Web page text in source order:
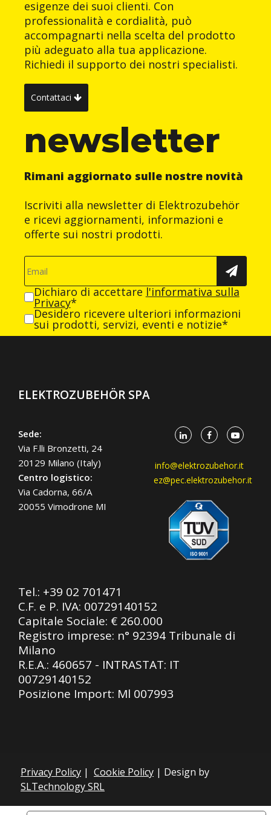
esigenze dei suoi clienti. Con
professionalità e cordialità, può
accompagnarti nella scelta del prodotto
più adeguato alla tua applicazione.
Richiedi il supporto dei nostri specialisti.
Contattaci
newsletter
Rimani aggiornato sulle nostre novità
Iscriviti alla newsletter di Elektrozubehör
e ricevi aggiornamenti, informazioni e
offerte sui nostri prodotti.
Dichiaro di accettare l'informativa sulla
Privacy*
Desidero ricevere ulteriori informazioni
sui prodotti, servizi, eventi e notizie*
ELEKTROZUBEHÖR SPA
Sede:
Via F.lli Bronzetti, 24
20129 Milano (Italy)
Centro logistico:
Via Cadorna, 66/A
20055 Vimodrone MI
info@elektrozubehor.it
ez@pec.elektrozubehor.it
Tel.: +39 02 701471
C.F. e P. IVA: 00729140152
Capitale Sociale: € 260.000
Registro imprese: n° 92394 Tribunale di
Milano
R.E.A.: 460657 - INTRASTAT: IT
00729140152
Posizione Import: Ml 007993
Privacy Policy | Cookie Policy | Design by
SLTechnology SRL